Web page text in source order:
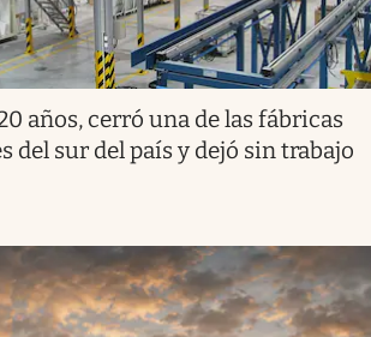
años, cerró una de las fábricas
del sur del país y dejó sin trabajo